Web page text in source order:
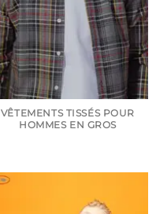
VÊTEMENTS TISSÉS POUR
HOMMES EN GROS